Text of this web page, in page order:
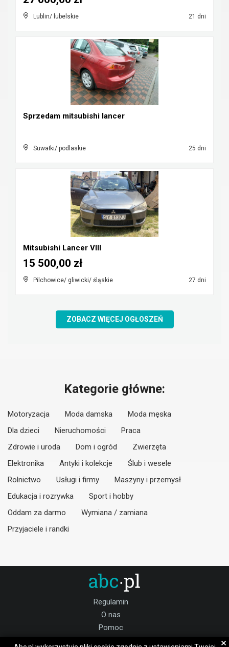
Lublin/ lubelskie 21 dni
Sprzedam mitsubishi lancer
Suwałki/ podlaskie 25 dni
Mitsubishi Lancer VIII
Pilchowice/ gliwicki/ śląskie 27 dni
15 500,00 zł
ZOBACZ WIĘCEJ OGŁOSZEŃ
Kategorie główne:
Motoryzacja Moda damska
Moda męska
Dla dzieci
Nieruchomości
Praca
Zdrowie i uroda
Dom i ogród
Zwierzęta
Elektronika
Antyki i kolekcje
Ślub i wesele
Rolnictwo
Usługi i firmy
Maszyny i przemysł
Edukacja i rozrywka
Sport i hobby
Oddam za darmo
Wymiana / zamiana
Przyjaciele i randki
Regulamin
O nas
Pomoc
×